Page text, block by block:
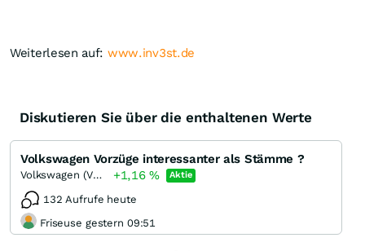
Weiterlesen auf: www.inv3st.de
Diskutieren Sie über die enthaltenen Werte
Volkswagen Vorzüge interessanter als Stämme ?
Volkswagen (VW) Vz +1,16% Aktie
132 Aufrufe heute
Friseuse gestern 09:51